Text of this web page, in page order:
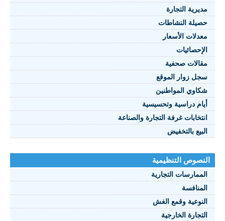
النصوص 2021
FRANÇAIS
مديرية التجارة
حصيلة النشاطات
معدلات الأسعار
الإحصائيات
مقالات صحفية
سجل زوار الموقع
شكاوي المواطنين
أيام دراسية وتحسيسية
انتخابات غرفة التجارة والصناعة
البيع بالتخفيض
النصوص التنظيمية
الممارسات التجارية
المنافسة
النوعية وقمع الغش
التجارة الخارجية